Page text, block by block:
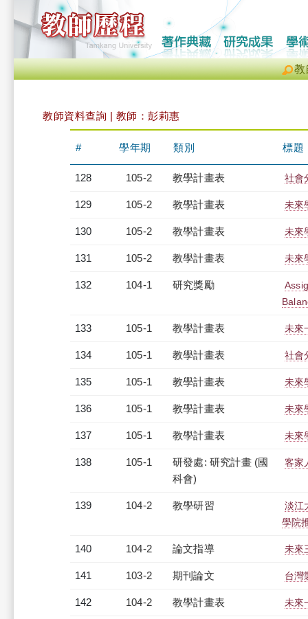
教
教師資料查詢 | 教師：彭莉惠
# 學年期 類別 標題
128 105-2 教學計畫表 社會
129 105-2 教學計畫表 未來
130 105-2 教學計畫表 未來
131 105-2 教學計畫表 未來
132 104-1 研究獎勵
133 105-1 教學計畫表 未來
134 105-1 教學計畫表 社會
135 105-1 教學計畫表 未來
136 105-1 教學計畫表 未來
137 105-1 教學計畫表 未來
138 105-1
研發處: 研究計畫 (國
科會)
客家
139 104-2 教學研習
淡江
學院
140 104-2 論文指導 未來
141 103-2 期刊論文 台灣
142 104-2 教學計畫表 未來